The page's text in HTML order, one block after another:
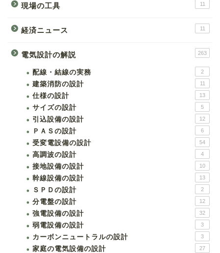
現場の工具 11
経済ニュース 11
電気設計の解説 263
配線・結線の実務 2
建築消防の設計 11
仕様の設計 13
サイズの設計 5
引込設備の設計 12
ＰＡＳの設計 6
受変電設備の設計 54
高調波の設計 4
接地設備の設計 10
幹線設備の設計 13
ＳＰＤの設計 2
分電盤の設計 12
強電設備の設計 32
弱電設備の設計 3
カーボンニュートラルの設計 3
家庭の電気設備の設計 27